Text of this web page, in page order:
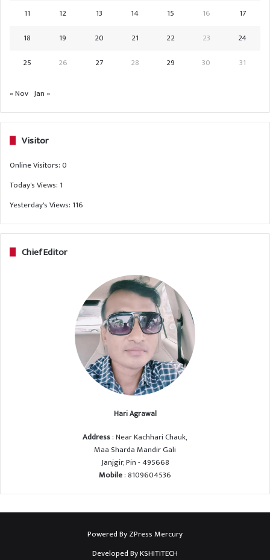
11
12 13 14 15 16
17
18
19 20 21 22 23
24
25
26 27 28 29 30 31
« Nov Jan »
Visitor
Online Visitors:0
Today's Views: 1
Yesterday's Views: 116
Chief Editor
Hari Agrawal
Address: Near Kachhari Chauk,
Maa Sharda Mandir Gali
Janjgir, Pin - 495668
Mobile: 8109604536
Powered ByZPress Mercury
Developed ByKSHITITECH